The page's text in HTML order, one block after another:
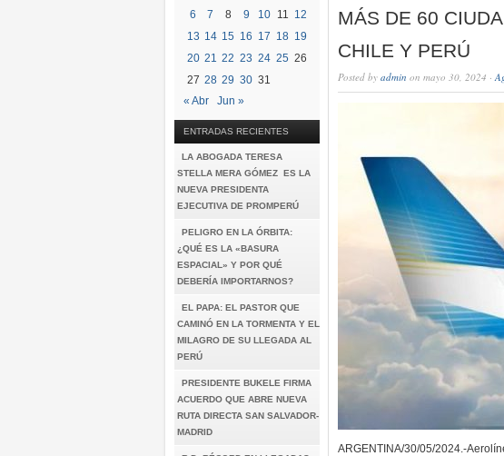
6
7 8 9 10 11 12
13 14 15 16 17 18 19
20 21 22 23 24 25 26
27 28 29 30 31
« Abr
Jun »
ENTRADAS RECIENTES
LA ABOGADA TERESA
STELLA MERA GÓMEZ ES LA
NUEVA PRESIDENTA
EJECUTIVA DE PROMPERÚ
PELIGRO EN LA ÓRBITA:
¿QUÉ ES LA «BASURA
ESPACIAL» Y POR QUÉ
DEBERÍA IMPORTARNOS?
EL PAPA: EL PASTOR QUE
CAMINÓ EN LA TORMENTA Y EL
MILAGRO DE SU LLEGADA AL
PERÚ
PRESIDENTE BUKELE FIRMA
ACUERDO QUE ABRE NUEVA
RUTA DIRECTA SAN SALVADOR-
MADRID
MÁS DE 60
CHILE Y PERÚ
Posted by admin on mayo 30, 2024 ·
ARGENTINA/30/05/2024.-